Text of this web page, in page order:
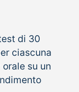
di 30
ciascuna
su un